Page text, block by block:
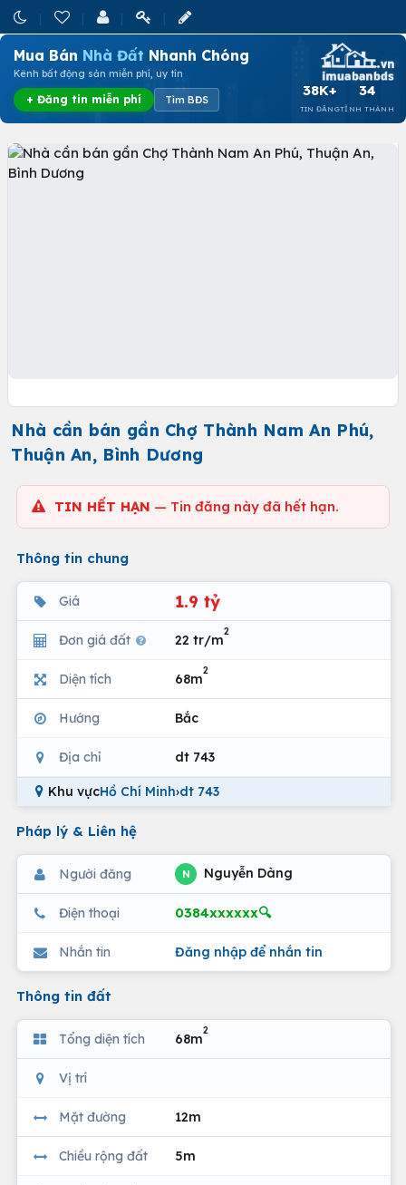
Mua Bán Nhà Đất Nhanh Chóng
Kênh bất động sản miễn phí, uy tín
+ Đăng tin miễn phí Tìm BĐS
38K+
TIN ĐĂNG
34
TỈNH THÀNH
Nhà cần bán gần Chợ Thành Nam An Phú,
Thuận An, Bình Dương
TIN HẾT HẠN — Tin đăng này đã hết hạn.
Thông tin chung
Giá 1.9 tỷ
Đơn giá đất 22 tr/m
2
Diện tích 68m
2
Hướng Bắc
Địa chỉ dt 743
Khu vựcHồ Chí Minh›dt 743
Pháp lý & Liên hệ
Người đăng N Nguyễn Dàng
Điện thoại 0384xxxxxx🔍
Nhắn tin Đăng nhập để nhắn tin
Thông tin đất
Tổng diện tích 68m
2
Vị trí
Mặt đường 12m
Chiều rộng đất 5m